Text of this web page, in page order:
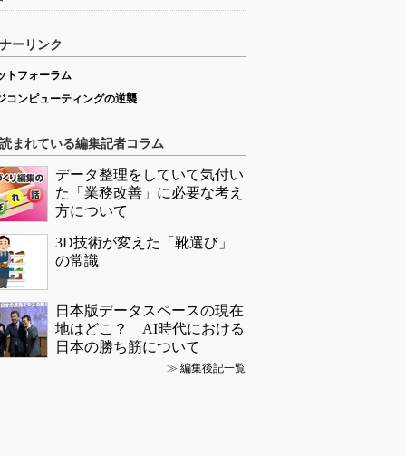
ーリンク
トフォーラム
コンピューティングの逆襲
まれている編集記者コラム
データ整理をしていて気付い
た「業務改善」に必要な考え
方について
3D技術が変えた「靴選び」
の常識
日本版データスペースの現在
地はどこ？ AI時代における
日本の勝ち筋について
≫ 編集後記一覧